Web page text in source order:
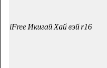
iFree Икигай Хай вэй r16